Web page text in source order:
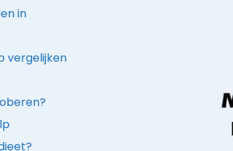
in
vergelijken